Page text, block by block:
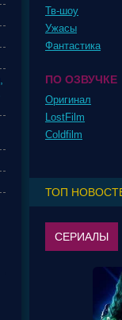
Тв-шоу
Ужасы
Фантастика
ПО ОЗВУЧКЕ
Оригинал
LostFilm
Coldfilm
ТОП
СЕРИАЛЫ